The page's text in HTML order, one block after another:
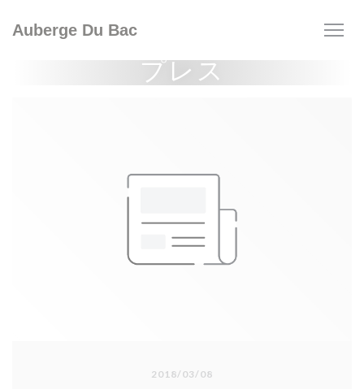
Auberge Du Bac
プレス
2018/03/08